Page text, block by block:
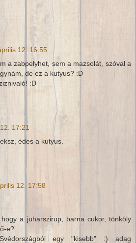
12. 16:55
a zabpelyhet, sem a mazsolát, szóval a
de ez a kutyus? :D
:D
17:21
édes a kutyus.
12. 17:58
a juharszirup, barna cukor, tönköly
e?
egy "kisebb" :) adag